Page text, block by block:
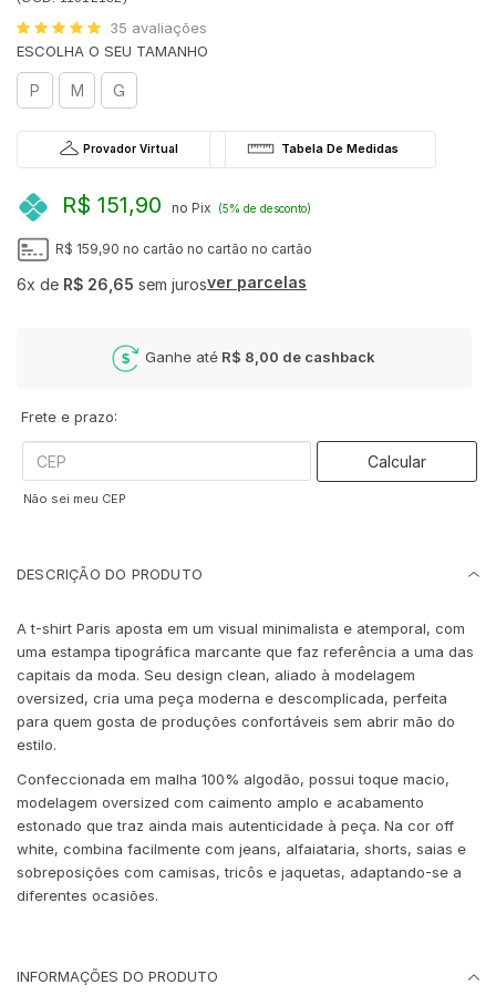
35 avaliações
P M G
Provador Virtual
R$ 151,90 no Pix (5% de desconto)
R$ 159,90 no cartão no cartão no cartão
6x de R$ 26,65 sem jurosver parcelas
Ganhe até R$ 8,00 de cashback
Frete e prazo:
Calcular
Não sei meu CEP
DESCRIÇÃO DO PRODUTO
A t-shirt Paris aposta em um visual minimalista e atemporal, com
uma estampa tipográfica marcante que faz referência a uma das
capitais da moda. Seu design clean, aliado à modelagem
oversized, cria uma peça moderna e descomplicada, perfeita
para quem gosta de produções confortáveis sem abrir mão do
estilo.
Confeccionada em malha 100% algodão, possui toque macio,
modelagem oversized com caimento amplo e acabamento
estonado que traz ainda mais autenticidade à peça. Na cor off
white, combina facilmente com jeans, alfaiataria, shorts, saias e
sobreposições com camisas, tricôs e jaquetas, adaptando-se a
diferentes ocasiões.
INFORMAÇÕES DO PRODUTO